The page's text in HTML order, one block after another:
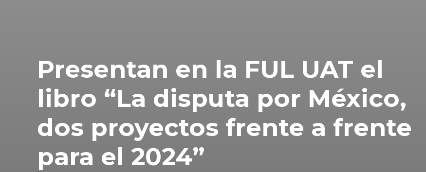
Presentan en la FUL UAT el
libro “La disputa por México,
dos proyectos frente a frente
para el 2024”